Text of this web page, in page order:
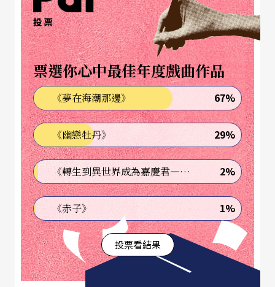
強烈的肢體感，演繹杜麗娘死後的魂遊，隨著四季
流轉，訴說一段段無常與失控的現代寓言故事。而
甄詠蓓獨挑大樑，融合京劇身段與現代劇場的演
出，更是此劇一大看頭。 曾經三度獲頒「香港舞台
劇最佳女主角（喜／鬧劇）獎」的甄詠蓓，堪稱是
香港當代最受矚目的女演員，集導演、編劇、演員
及戲劇教師於一身，出身梨園世家的背景，更讓她
的演出兼具東方細膩與西方創意，以百變演技、細
緻敏銳的觸覺、優美的形體、聲線及無限創意備受
讚賞。她與同樣出身香港藝術學院戲劇學院的夫婿
詹瑞文，共同成立「劇場組合」劇團，擅長以「幽
默」、「諷刺」手法，創作富有動感和強烈形式感
的劇場作品，為香港劇場帶來革新的影響。
投票
票選你心中最佳年度戲曲作品
《夢在海潮那邊》 67%
《幽戀牡丹》 29%
《轉生到異世界成為嘉慶君—發現我的祖先是詐騙集團!?》 2%
《赤子》 1%
投票看結果